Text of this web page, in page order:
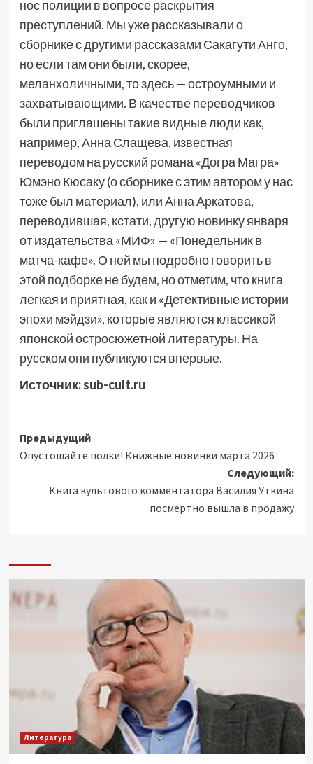
нос полиции в вопросе раскрытия
преступлений. Мы уже рассказывали о
сборнике с другими рассказами Сакагути Анго,
но если там они были, скорее,
меланхоличными, то здесь — остроумными и
захватывающими. В качестве переводчиков
были приглашены такие видные люди как,
например, Анна Слащева, известная
переводом на русский романа «Догра Магра»
Юмэно Кюсаку (о сборнике с этим автором у нас
тоже был материал), или Анна Аркатова,
переводившая, кстати, другую новинку января
от издательства «МИФ» — «Понедельник в
матча-кафе». О ней мы подробно говорить в
этой подборке не будем, но отметим, что книга
легкая и приятная, как и «Детективные истории
эпохи мэйдзи», которые являются классикой
японской остросюжетной литературы. На
русском они публикуются впервые.
Источник:sub-cult.ru
Навигация
записи
Предыдущий
Опустошайте полки! Книжные новинки марта 2026
Следующий:
Книга культового комментатора Василия Уткина
посмертно вышла в продажу
Литература